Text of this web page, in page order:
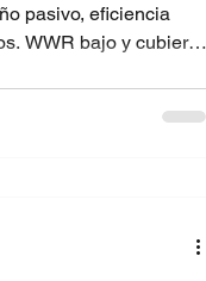
pasivo, eficiencia
WWR bajo y cubierta
y resiliencia hídrica.